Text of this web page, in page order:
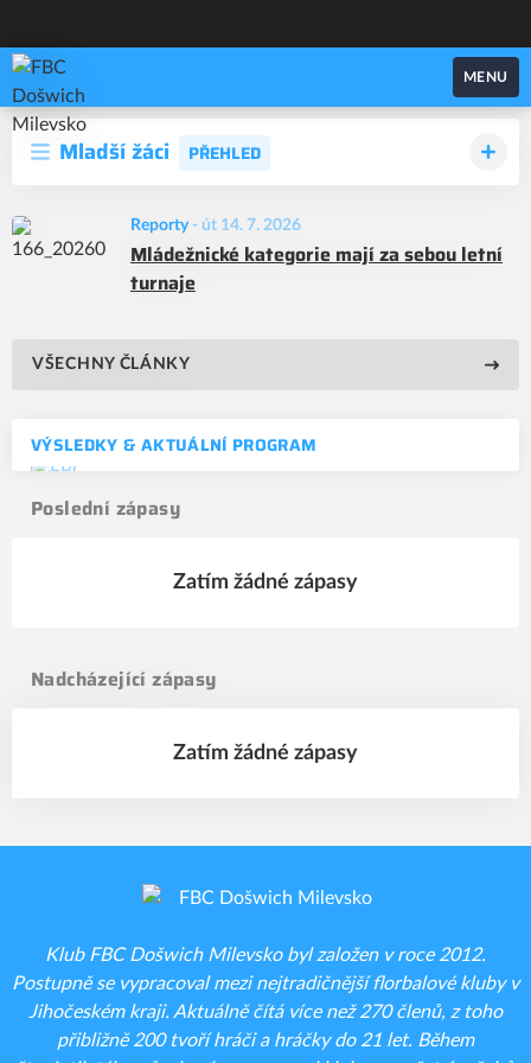
FBC Došwich Milevsko
MENU
Mladší žáci PŘEHLED
Reporty - út 14. 7. 2026
Mládežnické kategorie mají za sebou letní
turnaje
VŠECHNY ČLÁNKY
VÝSLEDKY & AKTUÁLNÍ PROGRAM
Poslední zápasy
Zatím žádné zápasy
Nadcházející zápasy
Zatím žádné zápasy
Klub FBC Došwich Milevsko byl založen v roce 2012.
Postupně se vypracoval mezi nejtradičnější florbalové kluby v
Jihočeském kraji. Aktuálně čítá více než 270 členů, z toho
přibližně 200 tvoří hráči a hráčky do 21 let. Během